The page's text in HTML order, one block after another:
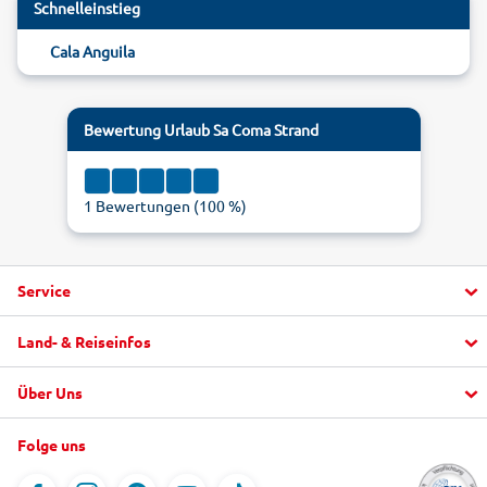
Schnelleinstieg
Cala Anguila
Bewertung Urlaub Sa Coma Strand
1 Bewertungen (100%)
Service
Aktuelle Informationen
Fragen und Antworten
"mein alltours" App
Land- & Reiseinfos
Urlaub buchen
Über Uns
Unternehmen
Jobs
Folge uns